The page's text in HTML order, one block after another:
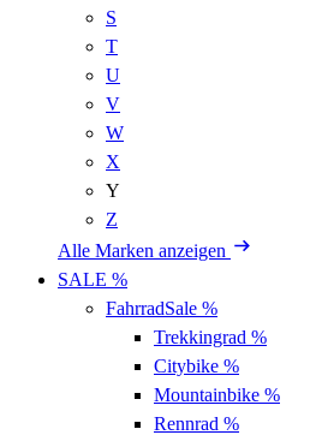
S
T
U
V
W
X
Y
Z
Alle Marken anzeigen
SALE %
FahrradSale %
Trekkingrad %
Citybike %
Mountainbike %
Rennrad %